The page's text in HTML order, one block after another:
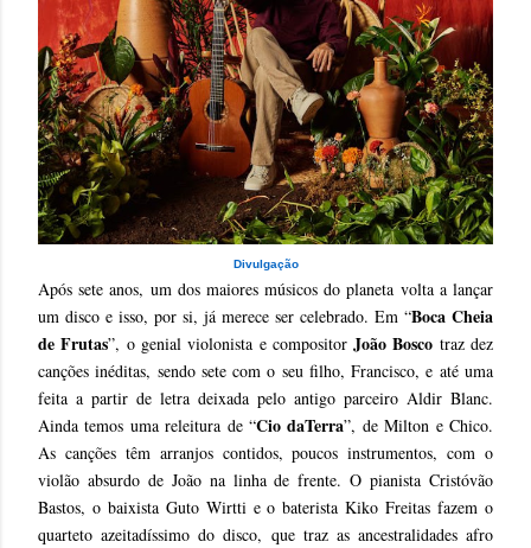
Divulgação
Após sete anos, um dos maiores músicos do planeta volta a lançar
um disco e isso, por si, já merece ser celebrado. Em “Boca Cheia
de Frutas”, o genial violonista e compositorJoão Bosco traz dez
canções inéditas, sendo sete com o seu filho, Francisco, e até uma
feita a partir de letra deixada pelo antigo parceiro Aldir Blanc.
Ainda temos uma releitura de “Cio daTerra”, de Milton e Chico.
As canções têm arranjos contidos, poucos instrumentos, com o
violão absurdo de João na linha de frente. O pianista Cristóvão
Bastos, o baixista Guto Wirtti e o baterista Kiko Freitas fazem o
quarteto azeitadíssimo do disco, que traz as ancestralidades afro